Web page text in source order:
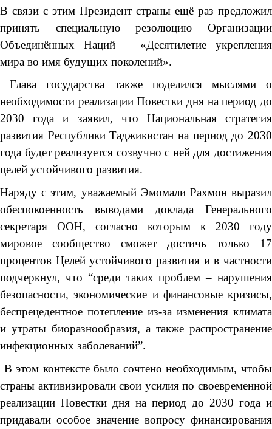
В связи с этим Президент страны ещё раз предложил
принять специальную резолюцию Организации
Объединённых Наций – «Десятилетие укрепления
мира во имя будущих поколений».
Глава государства также поделился мыслями о
необходимости реализации Повестки дня на период до
2030 года и заявил, что Национальная стратегия
развития Республики Таджикистан на период до 2030
года будет реализуется созвучно с ней для достижения
целей устойчивого развития.
Наряду с этим, уважаемый Эмомали Рахмон выразил
обеспокоенность выводами доклада Генерального
секретаря ООН, согласно которым к 2030 году
мировое сообщество сможет достичь только 17
процентов Целей устойчивого развития и в частности
подчеркнул, что “среди таких проблем – нарушения
безопасности, экономические и финансовые кризисы,
беспрецедентное потепление из-за изменения климата
и утраты биоразнообразия, а также распространение
инфекционных заболеваний”.
В этом контексте было сочтено необходимым, чтобы
страны активизировали свои усилия по своевременной
реализации Повестки дня на период до 2030 года и
придавали особое значение вопросу финансирования